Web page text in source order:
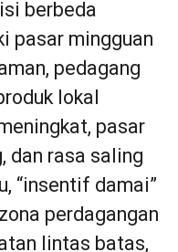
berbeda
pasar mingguan
pedagang
lokal
pasar
dan rasa saling
“insentif damai”
perdagangan
lintas batas,